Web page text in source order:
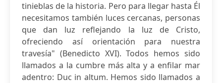
tinieblas de la historia. Pero para llegar hasta Él
necesitamos también luces cercanas, personas
que dan luz reflejando la luz de Cristo,
ofreciendo así orientación para nuestra
travesía" (Benedicto XVI). Todos hemos sido
llamados a la cumbre más alta y a enfilar mar
adentro: Duc in altum. Hemos sido llamados a